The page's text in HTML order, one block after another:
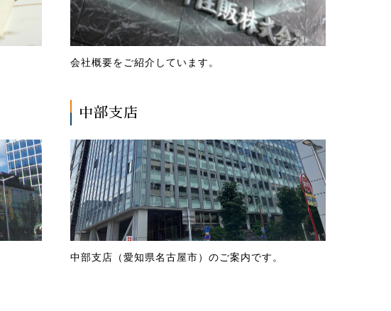
会社概要をご紹介しています。
中部支店
中部支店（愛知県名古屋市）のご案内です。